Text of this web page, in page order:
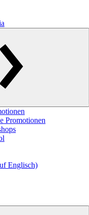
Promotionen
Englisch)